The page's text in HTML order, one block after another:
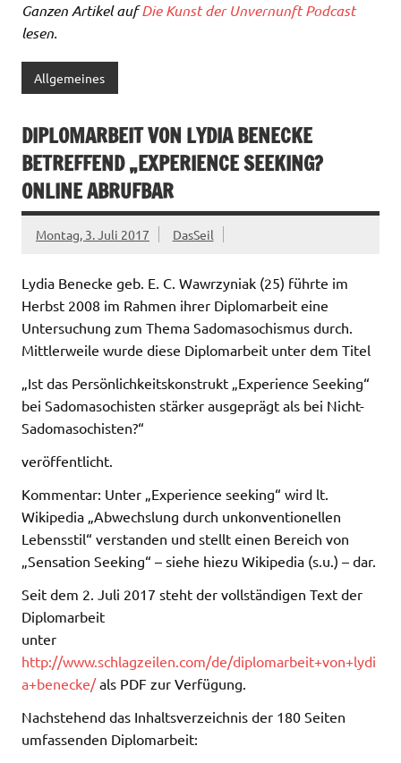
Ganzen Artikel aufDie Kunst der Unvernunft Podcast
lesen.
Allgemeines
DIPLOMARBEIT VON LYDIA BENECKE
BETREFFEND „EXPERIENCE SEEKING?
ONLINE ABRUFBAR
Montag, 3. Juli 2017 DasSeil
Lydia Benecke geb. E. C. Wawrzyniak (25) führte im
Herbst 2008 im Rahmen ihrer Diplomarbeit eine
Untersuchung zum Thema Sadomasochismus durch.
Mittlerweile wurde diese Diplomarbeit unter dem Titel
„Ist das Persönlichkeitskonstrukt „Experience Seeking“
bei Sadomasochisten stärker ausgeprägt als bei Nicht-
Sadomasochisten?“
veröffentlicht.
Kommentar: Unter „Experience seeking“ wird lt.
Wikipedia „Abwechslung durch unkonventionellen
Lebensstil“ verstanden und stellt einen Bereich von
„Sensation Seeking“ – siehe hiezu Wikipedia (s.u.) – dar.
Seit dem 2. Juli 2017 steht der vollständigen Text der
Diplomarbeit
unter
http://www.schlagzeilen.com/de/diplomarbeit+von+lydi
a+benecke/als PDF zur Verfügung.
Nachstehend das Inhaltsverzeichnis der 180 Seiten
umfassenden Diplomarbeit: